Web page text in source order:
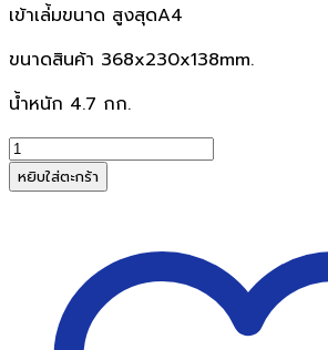
เข้าเล่้มขนาด สูงสุดA4
ขนาดสินค้า 368x230x138mm.
น้ำหนัก 4.7 กก.
จำนวน
เครื่อง
เข้า
2109A
หยิบใส่ตะกร้า